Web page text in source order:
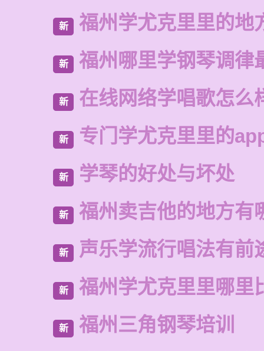
新 福州学尤克里里的地
新 福州哪里学钢琴调律
新 在线网络学唱歌怎么
新 专门学尤克里里的
新 学琴的好处与坏处
新 福州卖吉他的地方有
新 声乐学流行唱法有前
新 福州学尤克里里哪里
新 福州三角钢琴培训